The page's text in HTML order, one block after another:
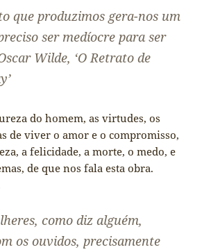
que produzimos gera-nos um
ser medíocre para ser
Wilde, ‘O Retrato de
do homem, as virtudes, os
de viver o amor e o compromisso,
a felicidade, a morte, o medo, e
de que nos fala esta obra.
como diz alguém,
os ouvidos, precisamente